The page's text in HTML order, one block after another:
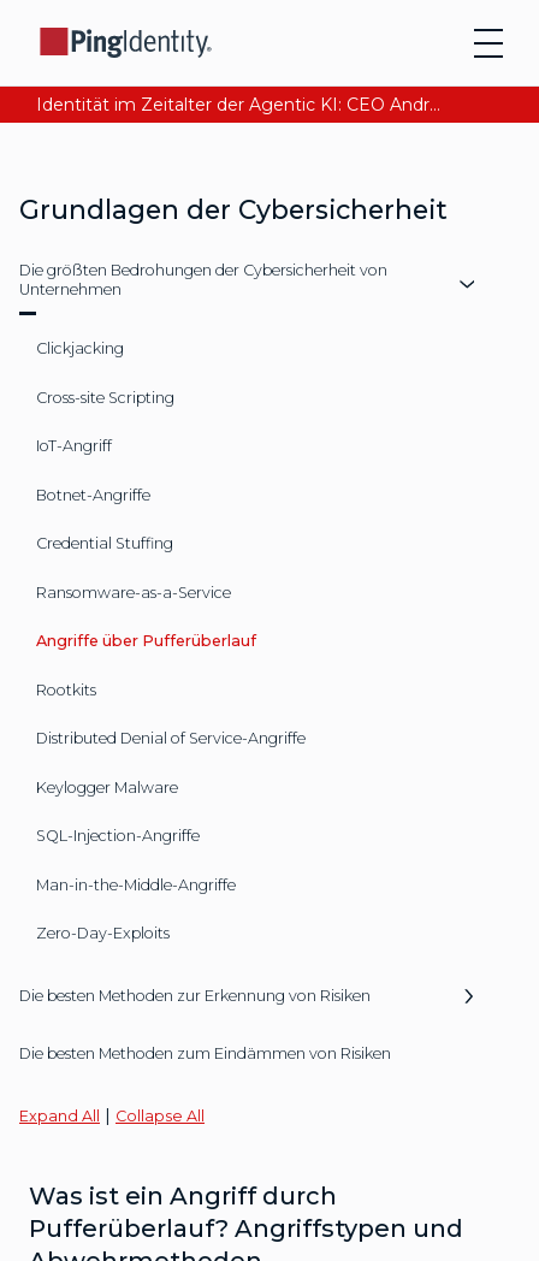
Identität im Zeitalter der Agentic KI: CEO Andre Durand über den Aufbau von digitalem Vertrauen
Grundlagen der Cybersicherheit
Die größten Bedrohungen der Cybersicherheit von
Unternehmen
Clickjacking
Cross-site Scripting
IoT-Angriff
Botnet-Angriffe
Credential Stuffing
Ransomware-as-a-Service
Angriffe über Pufferüberlauf
Rootkits
Distributed Denial of Service-Angriffe
Keylogger Malware
SQL-Injection-Angriffe
Man-in-the-Middle-Angriffe
Zero-Day-Exploits
Die besten Methoden zur Erkennung von Risiken
Die besten Methoden zum Eindämmen von Risiken
Expand All Collapse All
Was ist ein Angriff durch
Pufferüberlauf? Angriffstypen und